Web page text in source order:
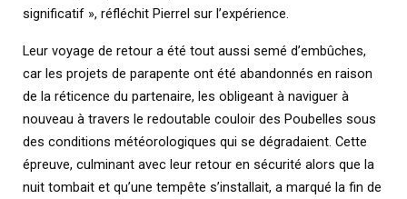
significatif », réfléchit Pierrel sur l’expérience.
Leur voyage de retour a été tout aussi semé d’embûches,
car les projets de parapente ont été abandonnés en raison
de la réticence du partenaire, les obligeant à naviguer à
nouveau à travers le redoutable couloir des Poubelles sous
des conditions météorologiques qui se dégradaient. Cette
épreuve, culminant avec leur retour en sécurité alors que la
nuit tombait et qu’une tempête s’installait, a marqué la fin de